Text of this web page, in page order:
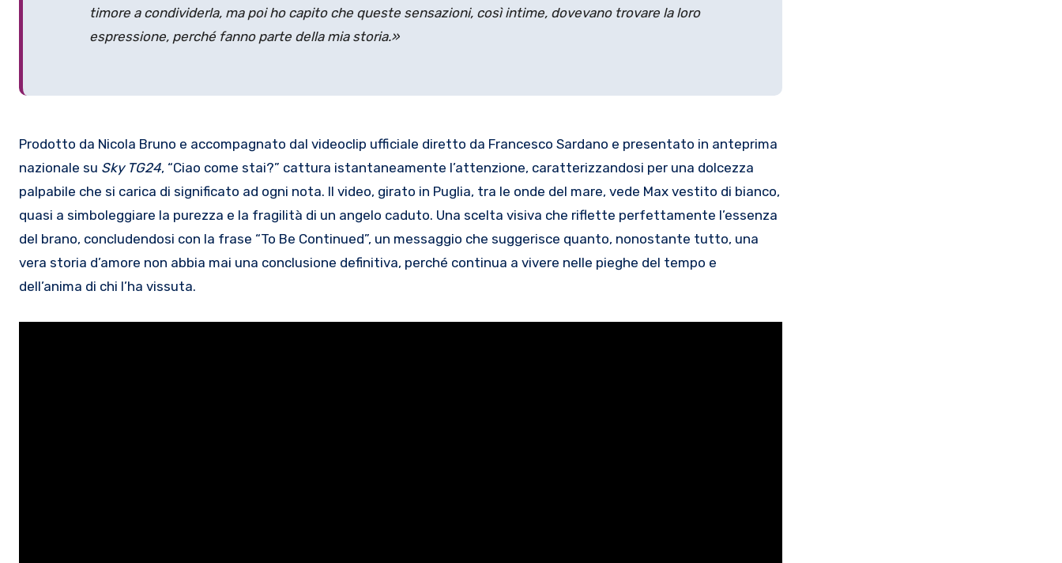
timore a condividerla, ma poi ho capito che queste sensazioni, così intime, dovevano trovare la loro
espressione, perché fanno parte della mia storia.»
Prodotto da Nicola Bruno e accompagnato dal videoclip ufficiale diretto da Francesco Sardano e presentato in anteprima
nazionale su Sky TG24, “Ciao come stai?” cattura istantaneamente l’attenzione, caratterizzandosi per una dolcezza
palpabile che si carica di significato ad ogni nota. Il video, girato in Puglia, tra le onde del mare, vede Max vestito di bianco,
quasi a simboleggiare la purezza e la fragilità di un angelo caduto. Una scelta visiva che riflette perfettamente l’essenza
del brano, concludendosi con la frase “To Be Continued”, un messaggio che suggerisce quanto, nonostante tutto, una
vera storia d’amore non abbia mai una conclusione definitiva, perché continua a vivere nelle pieghe del tempo e
dell’anima di chi l’ha vissuta.